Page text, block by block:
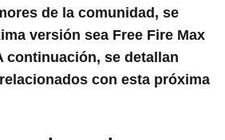
de la comunidad, se
versión sea Free Fire Max
continuación, se detallan
con esta próxima